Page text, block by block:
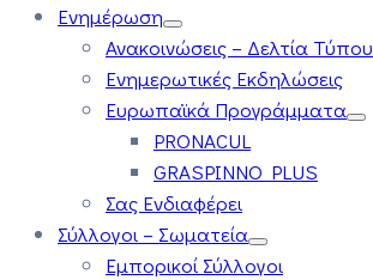
Ενημέρωση
Ανακοινώσεις – Δελτία Τύπου
Ενημερωτικές Εκδηλώσεις
Ευρωπαϊκά Προγράμματα
PRONACUL
GRASPINNO PLUS
Σας Ενδιαφέρει
Σύλλογοι – Σωματεία
Εμπορικοί Σύλλογοι